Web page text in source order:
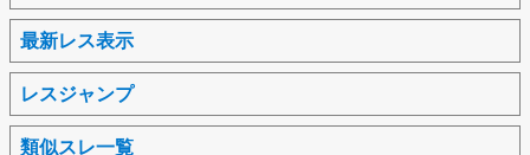
最新レス表示
レスジャンプ
類似スレ一覧